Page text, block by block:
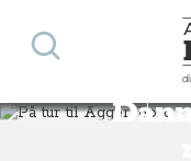
Søg
På tur
Destinationer Europa